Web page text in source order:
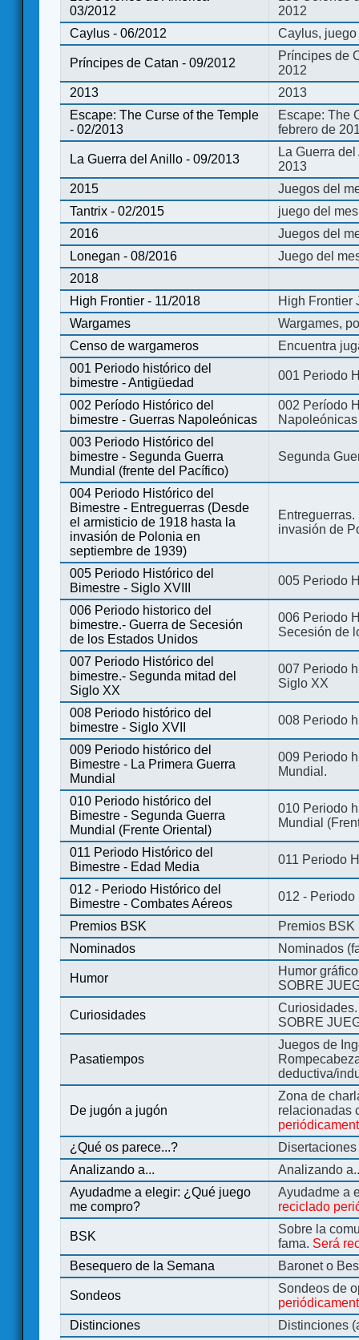
03/2012
2012
Caylus - 06/2012
Caylus,
Príncipes de Catan - 09/2012
Príncipes de
2012
2013
2013
Escape: The Curse of the Temple
- 02/2013
Escape: The
febrero de
La Guerra del Anillo - 09/2013
La Guerra
2013
2015
Juegos del
Tantrix - 02/2015
juego del
2016
Juegos del
Lonegan - 08/2016
Juego del
2018
High Frontier - 11/2018
High Frontier
Wargames
Wargames,
Censo de wargameros
Encuentra
001 Periodo histórico del
bimestre - Antigüedad
001 Periodo
002 Período Histórico del
bimestre - Guerras Napoleónicas
002 Período
Napoleónicas
003 Periodo Histórico del
bimestre - Segunda Guerra
Mundial (frente del Pacífico)
Segunda
004 Periodo Histórico del
Bimestre - Entreguerras (Desde
el armisticio de 1918 hasta la
invasión de Polonia en
septiembre de 1939)
invasión de
005 Periodo Histórico del
Bimestre - Siglo XVIII
005 Periodo
006 Periodo historico del
bimestre.- Guerra de Secesión
de los Estados Unidos
006 Periodo
Secesión de
007 Periodo Histórico del
bimestre.- Segunda mitad del
Siglo XX
007 Periodo
Siglo XX
008 Periodo histórico del
bimestre - Siglo XVII
008 Periodo
009 Periodo histórico del
Bimestre - La Primera Guerra
Mundial
009 Periodo
Mundial.
010 Periodo histórico del
Bimestre - Segunda Guerra
Mundial (Frente Oriental)
010 Periodo
Mundial
011 Periodo Histórico del
Bimestre - Edad Media
011 Periodo
012 - Periodo Histórico del
Bimestre - Combates Aéreos
012 - Periodo
Premios BSK
Premios BSK
Nominados
Nominados
Humor
Humor
SOBRE
Curiosidades
SOBRE
Pasatiempos
Juegos de
deductiva/
De jugón a jugón
Zona de
relacionadas
¿Qué os parece...?
Analizando a...
Analizando
Ayudadme a elegir: ¿Qué juego
me compro?
Ayudadme a
reciclado
BSK
Sobre la
fama. Será
Besequero de la Semana
Baronet o
Sondeos
Sondeos de
Distinciones
Distinciones